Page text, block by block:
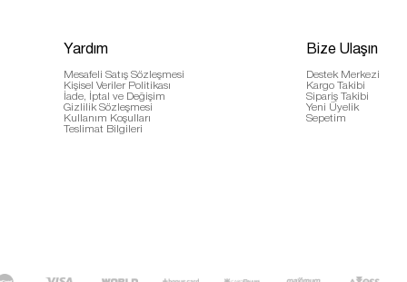
aday.
bir estetik ve kalite arayışında olan Latifa, zarif ve iddialı
ve mükemmeliyetçiliğin izini süren bu özel koleksiyon, her
kaybedin, stilinizle yeni bir çığır açın ve her anınızda
siz de
Yardım
Mesafeli Satış Sözleşmesi
Kişisel Veriler Politikası
İade, İptal ve Değişim
Gizlilik Sözleşmesi
Kullanım Koşulları
Teslimat Bilgileri
Bize Ulaşın
Destek Merkezi
Kargo Takibi
Sipariş Takibi
Yeni Üyelik
Sepetim